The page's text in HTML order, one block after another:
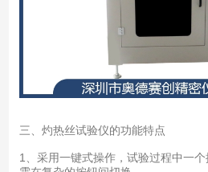
三、灼热丝试验仪的功能特点
1、采用一键式操作，试验过程中一